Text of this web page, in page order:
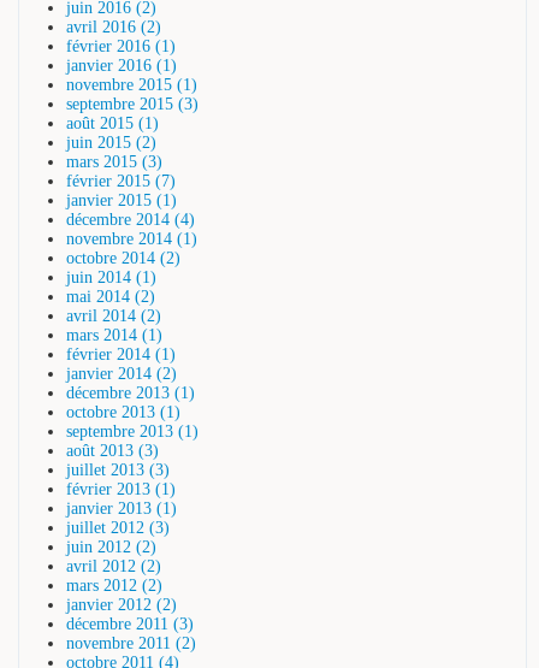
juin 2016 (2)
avril 2016 (2)
février 2016 (1)
janvier 2016 (1)
novembre 2015 (1)
septembre 2015 (3)
août 2015 (1)
juin 2015 (2)
mars 2015 (3)
février 2015 (7)
janvier 2015 (1)
décembre 2014 (4)
novembre 2014 (1)
octobre 2014 (2)
juin 2014 (1)
mai 2014 (2)
avril 2014 (2)
mars 2014 (1)
février 2014 (1)
janvier 2014 (2)
décembre 2013 (1)
octobre 2013 (1)
septembre 2013 (1)
août 2013 (3)
juillet 2013 (3)
février 2013 (1)
janvier 2013 (1)
juillet 2012 (3)
juin 2012 (2)
avril 2012 (2)
mars 2012 (2)
janvier 2012 (2)
décembre 2011 (3)
novembre 2011 (2)
octobre 2011 (4)